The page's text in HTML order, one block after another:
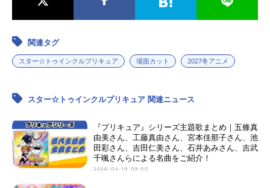
関連タグ
スター☆トゥインクルプリキュア 場面カット 2027冬アニメ
スター☆トゥインクルプリキュア 関連ニュース
『プリキュア』シリーズ主題歌まとめ｜五條真
由美さん、工藤真由さん、宮本佳那子さん、池
田彩さん、吉田仁美さん、石井あみさん、吉武
千颯さんらによる名曲をご紹介！
2026-04-19 09:00